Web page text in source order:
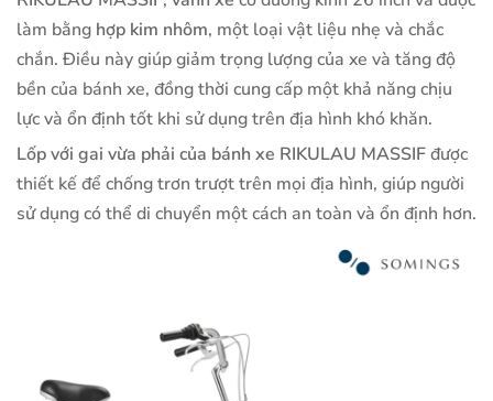
làm bằng hợp kim nhôm, một loại vật liệu nhẹ và chắc
chắn. Điều này giúp giảm trọng lượng của xe và tăng độ
bền của bánh xe, đồng thời cung cấp một khả năng chịu
lực và ổn định tốt khi sử dụng trên địa hình khó khăn.
Lốp với gai vừa phải của bánh xe RIKULAU MASSIFđược
thiết kế để chống trơn trượt trên mọi địa hình, giúp người
sử dụng có thể di chuyển một cách an toàn và ổn định hơn.